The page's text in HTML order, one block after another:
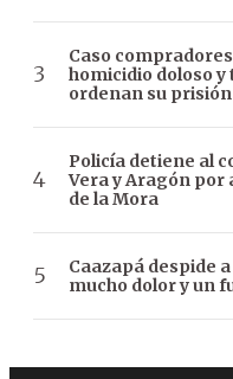
Caso
homicidio doloso
ordenan su prisión
Policía detiene al
Vera y Aragón por
de la Mora
Caazapá despide
mucho dolor y un